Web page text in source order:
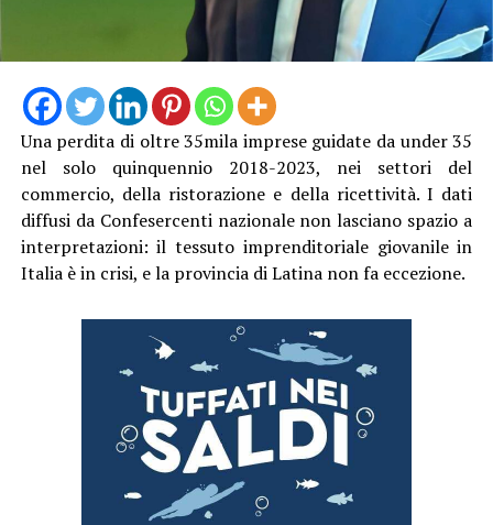
Una perdita di oltre 35mila imprese guidate da under 35
nel solo quinquennio 2018-2023, nei settori del
commercio, della ristorazione e della ricettività. I dati
diffusi da Confesercenti nazionale non lasciano spazio a
interpretazioni: il tessuto imprenditoriale giovanile in
Italia è in crisi, e la provincia di Latina non fa eccezione.